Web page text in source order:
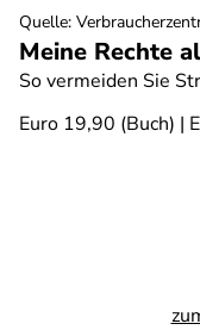
Meine Rechte
So vermeiden Sie
Euro 19,90 (Buch) |
Quelle: